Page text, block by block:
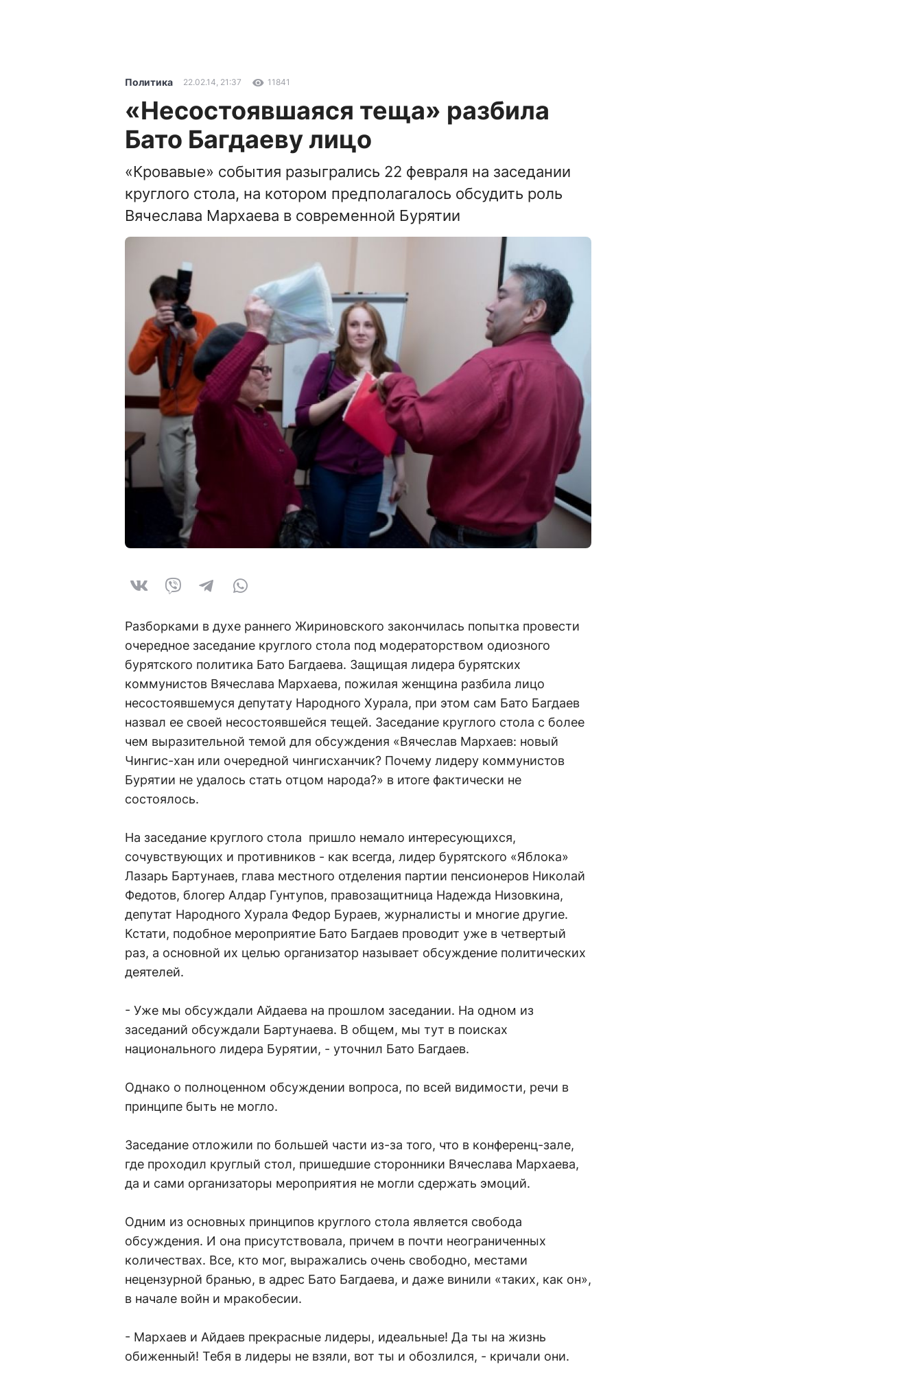
Политика 22.02.14, 21:37 11841
«Несостоявшаяся теща» разбила
Бато Багдаеву лицо
«Кровавые» события разыгрались 22 февраля на заседании
круглого стола, на котором предполагалось обсудить роль
Вячеслава Мархаева в современной Бурятии
Разборками в духе раннего Жириновского закончилась попытка провести
очередное заседание круглого стола под модераторством одиозного
бурятского политика Бато Багдаева. Защищая лидера бурятских
коммунистов Вячеслава Мархаева, пожилая женщина разбила лицо
несостоявшемуся депутату Народного Хурала, при этом сам Бато Багдаев
назвал ее своей несостоявшейся тещей. Заседание круглого стола с более
чем выразительной темой для обсуждения «Вячеслав Мархаев: новый
Чингис-хан или очередной чингисханчик? Почему лидеру коммунистов
Бурятии не удалось стать отцом народа?» в итоге фактически не
состоялось.
На заседание круглого стола пришло немало интересующихся,
сочувствующих и противников - как всегда, лидер бурятского «Яблока»
Лазарь Бартунаев, глава местного отделения партии пенсионеров Николай
Федотов, блогер Алдар Гунтупов, правозащитница Надежда Низовкина,
депутат Народного Хурала Федор Бураев, журналисты и многие другие.
Кстати, подобное мероприятие Бато Багдаев проводит уже в четвертый
раз, а основной их целью организатор называет обсуждение политических
деятелей.
- Уже мы обсуждали Айдаева на прошлом заседании. На одном из
заседаний обсуждали Бартунаева. В общем, мы тут в поисках
национального лидера Бурятии, - уточнил Бато Багдаев.
Однако о полноценном обсуждении вопроса, по всей видимости, речи в
принципе быть не могло.
Заседание отложили по большей части из-за того, что в конференц-зале,
где проходил круглый стол, пришедшие сторонники Вячеслава Мархаева,
да и сами организаторы мероприятия не могли сдержать эмоций.
Одним из основных принципов круглого стола является свобода
обсуждения. И она присутствовала, причем в почти неограниченных
количествах. Все, кто мог, выражались очень свободно, местами
нецензурной бранью, в адрес Бато Багдаева, и даже винили «таких, как он»,
в начале войн и мракобесии.
- Мархаев и Айдаев прекрасные лидеры, идеальные! Да ты на жизнь
обиженный! Тебя в лидеры не взяли, вот ты и обозлился, - кричали они.